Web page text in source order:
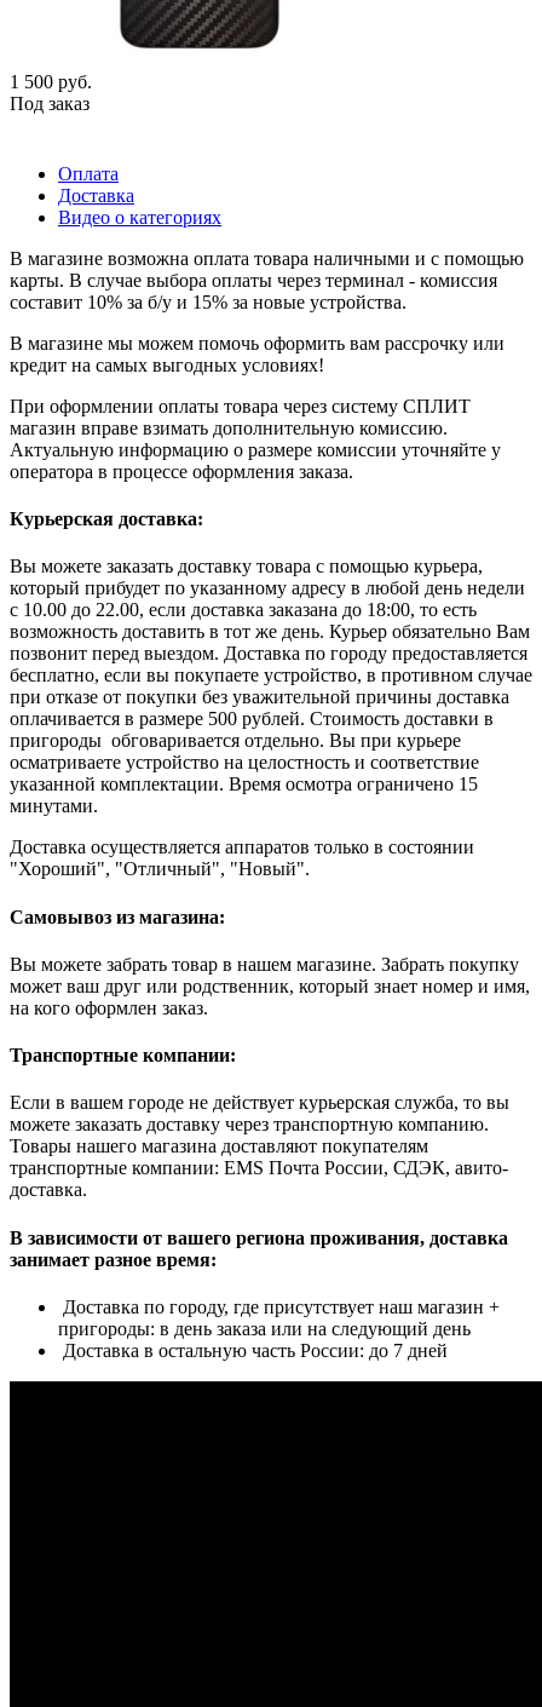
1 500 руб.
Под заказ
Оплата
Доставка
Видео о категориях
В магазине возможна оплата товара наличными и с помощью
карты. В случае выбора оплаты через терминал - комиссия
составит 10% за б/у и 15% за новые устройства.
В магазине мы можем помочь оформить вам рассрочку или
кредит на самых выгодных условиях!
При оформлении оплаты товара через систему СПЛИТ
магазин вправе взимать дополнительную комиссию.
Актуальную информацию о размере комиссии уточняйте у
оператора в процессе оформления заказа.
Курьерская доставка:
Вы можете заказать доставку товара с помощью курьера,
который прибудет по указанному адресу в любой день недели
с 10.00 до 22.00, если доставка заказана до 18:00, то есть
возможность доставить в тот же день. Курьер обязательно Вам
позвонит перед выездом. Доставка по городу предоставляется
бесплатно, если вы покупаете устройство, в противном случае
при отказе от покупки без уважительной причины доставка
оплачивается в размере 500 рублей. Стоимость доставки в
пригороды обговаривается отдельно. Вы при курьере
осматриваете устройство на целостность и соответствие
указанной комплектации. Время осмотра ограничено 15
минутами.
Доставка осуществляется аппаратов только в состоянии
"Хороший", "Отличный", "Новый".
Самовывоз из магазина:
Вы можете забрать товар в нашем магазине. Забрать покупку
может ваш друг или родственник, который знает номер и имя,
на кого оформлен заказ.
Транспортные компании:
Если в вашем городе не действует курьерская служба, то вы
можете заказать доставку через транспортную компанию.
Товары нашего магазина доставляют покупателям
транспортные компании: EMS Почта России, СДЭК, авито-
доставка.
В зависимости от вашего региона проживания, доставка
занимает разное время:
Доставка по городу, где присутствует наш магазин +
пригороды: в день заказа или на следующий день
Доставка в остальную часть России: до 7 дней